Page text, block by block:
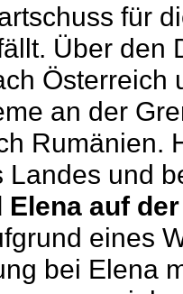
für
Über den
Österreich
an der
Rumänien.
Landes und
auf
eines
bei Elena